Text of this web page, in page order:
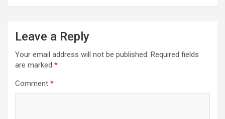
Leave a Reply
Your email address will not be published. Required fields
are marked *
Comment *